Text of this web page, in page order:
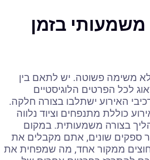
משמעותי בזמן
לא משימה פשוטה. יש לתאם בין
לכל הפרטים הלוגיסטיים
האירוע ישתלבו בצורה חלקה.
כוללת מתנפחים וציוד נלווה
בצורה משמעותית. במקום
ספקים שונים, אתם מקבלים את
ממקור אחד, מה שמפחית את